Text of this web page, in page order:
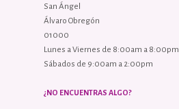
San Ángel
Álvaro Obregón
01000
Lunes a Viernes de 8:00am a 8:00pm
Sábados de 9:00am a 2:00pm
¿NO ENCUENTRAS ALGO?